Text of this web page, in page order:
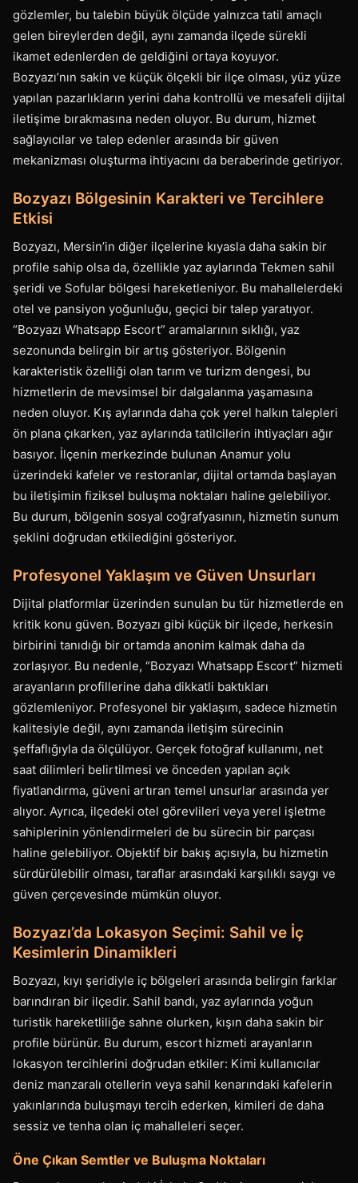
gözlemler, bu talebin büyük ölçüde yalnızca tatil amaçlı
gelen bireylerden değil, aynı zamanda ilçede sürekli
ikamet edenlerden de geldiğini ortaya koyuyor.
Bozyazı’nın sakin ve küçük ölçekli bir ilçe olması, yüz yüze
yapılan pazarlıkların yerini daha kontrollü ve mesafeli dijital
iletişime bırakmasına neden oluyor. Bu durum, hizmet
sağlayıcılar ve talep edenler arasında bir güven
mekanizması oluşturma ihtiyacını da beraberinde getiriyor.
Bozyazı Bölgesinin Karakteri ve Tercihlere
Etkisi
Bozyazı, Mersin’in diğer ilçelerine kıyasla daha sakin bir
profile sahip olsa da, özellikle yaz aylarında Tekmen sahil
şeridi ve Sofular bölgesi hareketleniyor. Bu mahallelerdeki
otel ve pansiyon yoğunluğu, geçici bir talep yaratıyor.
“Bozyazı Whatsapp Escort” aramalarının sıklığı, yaz
sezonunda belirgin bir artış gösteriyor. Bölgenin
karakteristik özelliği olan tarım ve turizm dengesi, bu
hizmetlerin de mevsimsel bir dalgalanma yaşamasına
neden oluyor. Kış aylarında daha çok yerel halkın talepleri
ön plana çıkarken, yaz aylarında tatilcilerin ihtiyaçları ağır
basıyor. İlçenin merkezinde bulunan Anamur yolu
üzerindeki kafeler ve restoranlar, dijital ortamda başlayan
bu iletişimin fiziksel buluşma noktaları haline gelebiliyor.
Bu durum, bölgenin sosyal coğrafyasının, hizmetin sunum
şeklini doğrudan etkilediğini gösteriyor.
Profesyonel Yaklaşım ve Güven Unsurları
Dijital platformlar üzerinden sunulan bu tür hizmetlerde en
kritik konu güven. Bozyazı gibi küçük bir ilçede, herkesin
birbirini tanıdığı bir ortamda anonim kalmak daha da
zorlaşıyor. Bu nedenle, “Bozyazı Whatsapp Escort” hizmeti
arayanların profillerine daha dikkatli baktıkları
gözlemleniyor. Profesyonel bir yaklaşım, sadece hizmetin
kalitesiyle değil, aynı zamanda iletişim sürecinin
şeffaflığıyla da ölçülüyor. Gerçek fotoğraf kullanımı, net
saat dilimleri belirtilmesi ve önceden yapılan açık
fiyatlandırma, güveni artıran temel unsurlar arasında yer
alıyor. Ayrıca, ilçedeki otel görevlileri veya yerel işletme
sahiplerinin yönlendirmeleri de bu sürecin bir parçası
haline gelebiliyor. Objektif bir bakış açısıyla, bu hizmetin
sürdürülebilir olması, taraflar arasındaki karşılıklı saygı ve
güven çerçevesinde mümkün oluyor.
Bozyazı’da Lokasyon Seçimi: Sahil ve İç
Kesimlerin Dinamikleri
Bozyazı, kıyı şeridiyle iç bölgeleri arasında belirgin farklar
barındıran bir ilçedir. Sahil bandı, yaz aylarında yoğun
turistik hareketliliğe sahne olurken, kışın daha sakin bir
profile bürünür. Bu durum, escort hizmeti arayanların
lokasyon tercihlerini doğrudan etkiler: Kimi kullanıcılar
deniz manzaralı otellerin veya sahil kenarındaki kafelerin
yakınlarında buluşmayı tercih ederken, kimileri de daha
sessiz ve tenha olan iç mahalleleri seçer.
Öne Çıkan Semtler ve Buluşma Noktaları